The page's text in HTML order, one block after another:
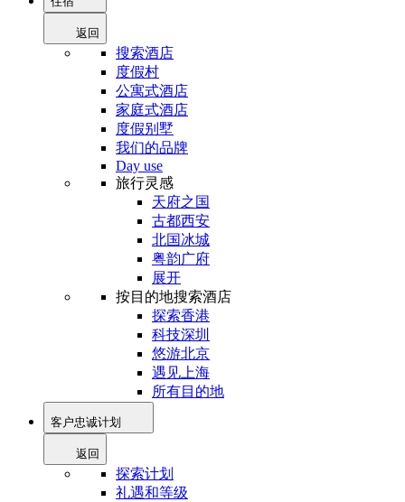
返回
搜索酒店
度假村
公寓式酒店
家庭式酒店
度假别墅
我们的品牌
Day use
旅行灵感
天府之国
古都西安
北国冰城
粤韵广府
展开
按目的地搜索酒店
探索香港
科技深圳
悠游北京
遇见上海
所有目的地
客户忠诚计划
返回
探索计划
礼遇和等级